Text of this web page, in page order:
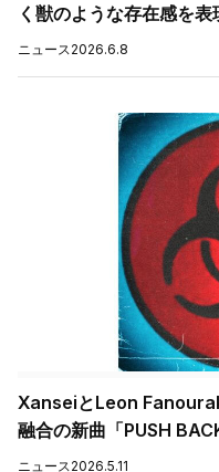
く獣のような存在感を表
ニュース 2026.6.8
XanseiとLeon
融合の新曲「PUSH
ニュース 2026.5.11